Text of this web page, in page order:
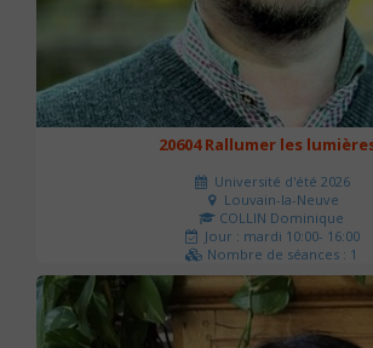
20604 Rallumer les
Université d'été 2026
Louvain-la-Neuve
COLLIN Dominique
Jour : mardi 10:00- 16:00
Nombre de séances : 1
60 €